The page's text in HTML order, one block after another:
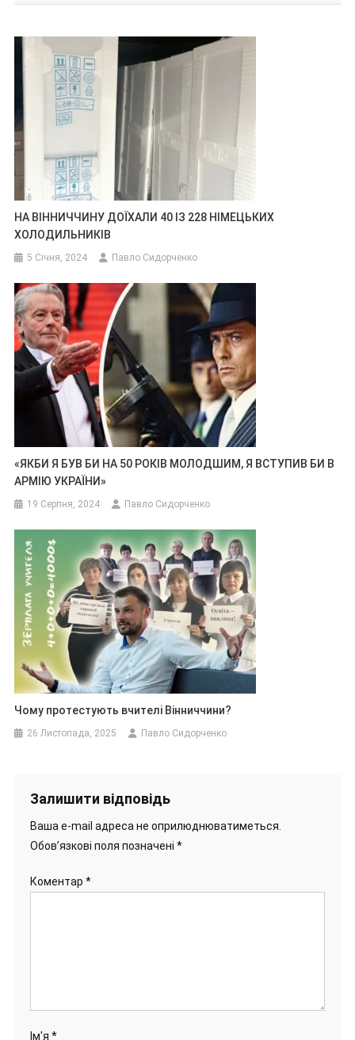
НА ВІННИЧЧИНУ ДОЇХАЛИ 40 ІЗ 228 НІМЕЦЬКИХ
ХОЛОДИЛЬНИКІВ
5 Січня, 2024 Павло Сидорченко
«ЯКБИ Я БУВ БИ НА 50 РОКІВ МОЛОДШИМ, Я ВСТУПИВ БИ В
АРМІЮ УКРАЇНИ»
19 Серпня, 2024 Павло Сидорченко
Чому протестують вчителі Вінниччини?
26 Листопада, 2025 Павло Сидорченко
Залишити відповідь
Ваша e-mail адреса не оприлюднюватиметься.
Обов’язкові поля позначені *
Коментар *
Ім'я *